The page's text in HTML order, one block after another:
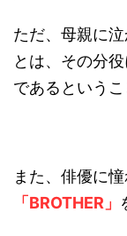
ただ、母親に
とは、その分
であるという
また、俳優に
「BROTHER」